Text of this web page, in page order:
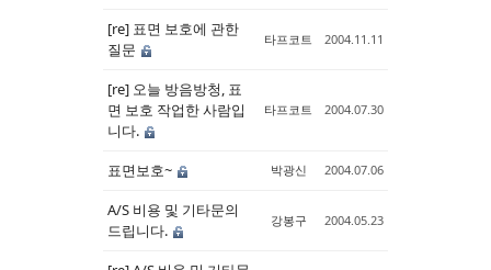
[re] 표면 보호에 관한
질문
타프코트 2004.11.11
[re] 오늘 방음방청, 표
면 보호 작업한 사람입
니다.
타프코트 2004.07.30
표면보호~ 박광신 2004.07.06
A/S 비용 및 기타문의
드립니다.
강봉구 2004.05.23